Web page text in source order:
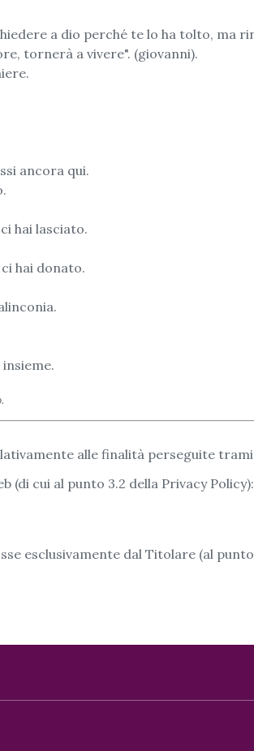
a dio perché te lo ha tolto, ma
tornerà a vivere". (giovanni).
ancora qui.
hai lasciato.
hai donato.
alle finalità perseguite
(di cui al punto 3.2 della Privacy Policy):
esclusivamente dal Titolare (al punto